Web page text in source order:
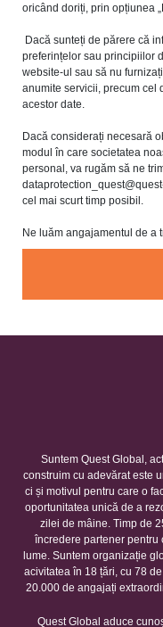
oricând doriți, prin opțiunea
Dacă sunteți de părere că
preferințelor sau principiilor
website-ul sau să nu
anumite servicii, precum cel
acestor date.
Dacă considerați necesară
modul în care societatea
personal, va rugăm să ne
cel mai scurt timp posibil.
Ne luăm angajamentul de a
Suntem Quest Global,
construim cu adevărat este
ci și motivul pentru care o
oportunitatea unică de a
zilei de mâine. Timp de
încredere partener
lume. Suntem organizație
acivitatea în 18 țări, cu 78
20.000 de angajați
Quest Global aduce